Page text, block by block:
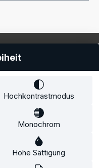
zzgl.
wenn
Hochkontrastmodus
Monochrom
Hohe Sättigung